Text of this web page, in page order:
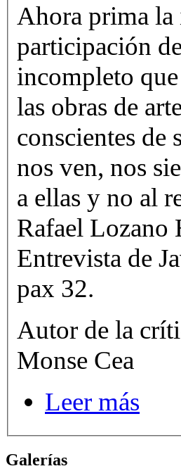
Ahora prima la
participación
incompleto
las obras de
conscientes de
nos ven, nos
a ellas y no al
Rafael Lozano
Entrevista de
pax 32.
Autor de la
Monse Cea
Leer más
Galerías